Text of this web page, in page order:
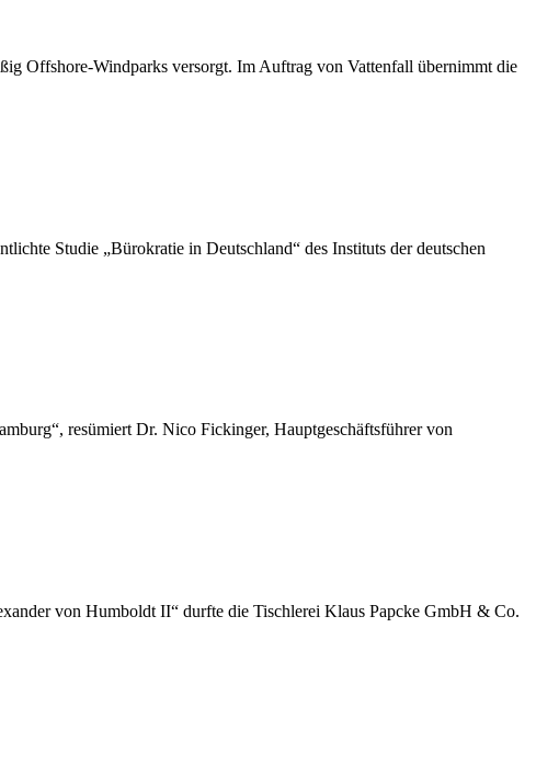
Offshore-Windparks versorgt. Im Auftrag von Vattenfall übernimmt die
Studie „Bürokratie in Deutschland“ des Instituts der deutschen
resümiert Dr. Nico Fickinger, Hauptgeschäftsführer von
von Humboldt II“ durfte die Tischlerei Klaus Papcke GmbH & Co.